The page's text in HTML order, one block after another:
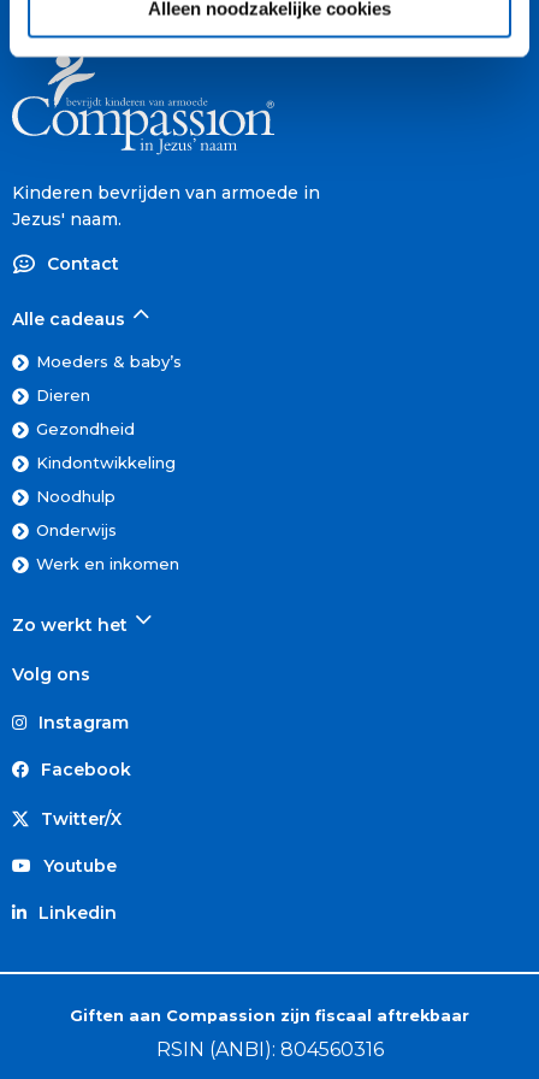
Alleen noodzakelijke cookies
Kinderen bevrijden van armoede in
Jezus' naam.
Contact
Alle cadeaus
Moeders & baby’s
Dieren
Gezondheid
Kindontwikkeling
Noodhulp
Onderwijs
Werk en inkomen
Zo werkt het
Volg ons
Instagram
Facebook
Twitter/X
Youtube
Linkedin
Giften aan Compassion zijn fiscaal aftrekbaar
RSIN (ANBI): 804560316